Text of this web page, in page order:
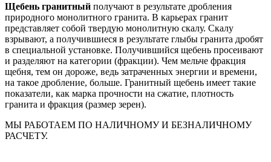
Щебень гранитный получают в результате дробления
природного монолитного гранита. В карьерах гранит
представляет собой твердую монолитную скалу. Скалу
взрывают, а получившиеся в результате глыбы гранита дробят
в специальной установке. Получившийся щебень просеивают
и разделяют на категории (фракции). Чем мельче фракция
щебня, тем он дороже, ведь затраченных энергии и времени,
на такое дробление, больше. Гранитный щебень имеет такие
показатели, как марка прочности на сжатие, плотность
гранита и фракция (размер зерен).
МЫ РАБОТАЕМ ПО НАЛИЧНОМУ И БЕЗНАЛИЧНОМУ
РАСЧЕТУ.